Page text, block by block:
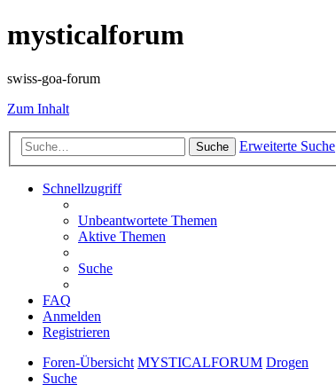
mysticalforum
swiss-goa-forum
Zum Inhalt
Suche Erweiterte Suche
Schnellzugriff
Unbeantwortete Themen
Aktive Themen
Suche
FAQ
Anmelden
Registrieren
Foren-Übersicht MYSTICALFORUM Drogen
Suche